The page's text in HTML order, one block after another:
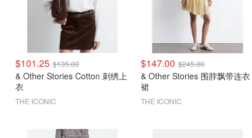
$101.25 $135.00
& Other Stories Cotton 刺绣上
衣
THE ICONIC
$147.00 $245.00
& Other Stories 围脖飘带连衣
裙
THE ICONIC